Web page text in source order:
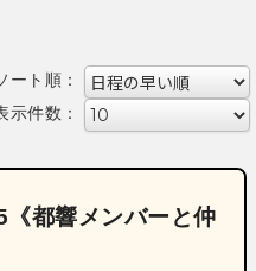
ート順：
示件数：
都響メンバーと仲